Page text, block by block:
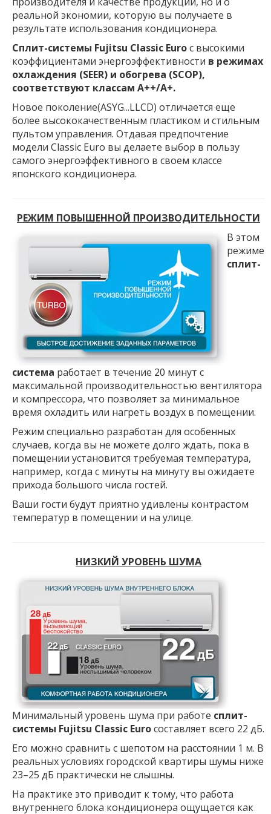
реальной экономии, которую вы получаете в
результате использования кондиционера.
Сплит-системы Fujitsu Classic Euroс высокими
коэффициентами энергоэффективности в режимах
охлаждения (SEER) и обогрева (SCOP),
соответствуют классам А++/А+.
Новое поколение(ASYG...LLCD) отличается еще
более высококачественным пластиком и стильным
пультом управления. Отдавая предпочтение
модели Classic Euro вы делаете выбор в пользу
самого энергоэффективного в своем классе
японского кондиционера.
РЕЖИМ ПОВЫШЕННОЙ ПРОИЗВОДИТЕЛЬНОСТИ
В этом
режиме
сплит-
система работает в течение 20 минут с
максимальной производительностью вентилятора
и компрессора, что позволяет за минимальное
время охладить или нагреть воздух в помещении.
Режим специально разработан для особенных
случаев, когда вы не можете долго ждать, пока в
помещении установится требуемая температура,
например, когда с минуты на минуту вы ожидаете
прихода большого числа гостей.
Ваши гости будут приятно удивлены контрастом
температур в помещении и на улице.
НИЗКИЙ УРОВЕНЬ ШУМА
Минимальный уровень шума при работе сплит-
системы Fujitsu Classic Euroсоставляет всего 22 дБ.
Его можно сравнить с шепотом на расстоянии 1 м. В
реальных условиях городской квартиры шумы ниже
23–25 дБ практически не слышны.
На практике это приводит к тому, что работа
внутреннего блока кондиционера ощущается как